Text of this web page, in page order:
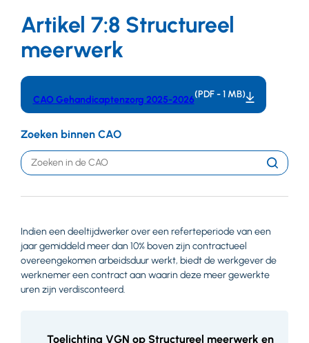
Artikel 7:8 Structureel
meerwerk
CAO Gehandicaptenzorg 2025-2026(PDF - 1 MB)
Zoeken binnen CAO
Trefwoord
Zoeken
Indien een deeltijdwerker over een referteperiode van een
jaar gemiddeld meer dan 10% boven zijn contractueel
overeengekomen arbeidsduur werkt, biedt de werkgever de
werknemer een contract aan waarin deze meer gewerkte
uren zijn verdisconteerd.
Toelichting VGN op Structureel meerwerk en